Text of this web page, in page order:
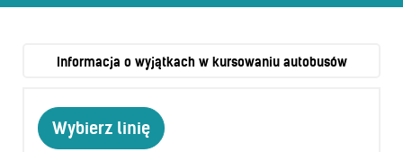
Schemat linii nocnych
Bilety
Uprawnienia do ulg
Informacja o wyjątkach w kursowaniu autobusów
Wybierz linię